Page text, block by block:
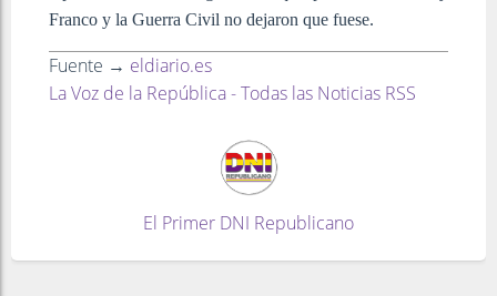
Franco y la Guerra Civil no dejaron que fuese.
Fuente → eldiario.es
La Voz de la República - Todas las Noticias RSS
El Primer DNI Republicano